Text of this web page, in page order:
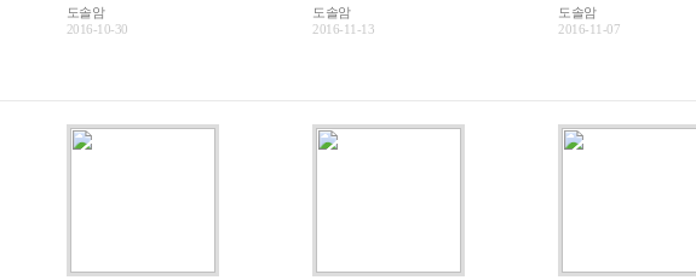
도솔암
2016-10-30
도솔암
2016-11-13
도솔암
2016-11-07